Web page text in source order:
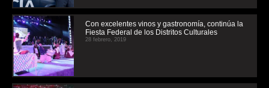
Con excelentes vinos y gastronomía, continúa la
Fiesta Federal de los Distritos Culturales
28 febrero, 2019